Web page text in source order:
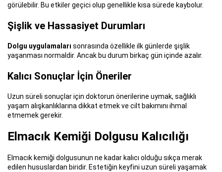
görülebilir. Bu etkiler geçici olup genellikle kısa sürede kaybolur.
Şişlik ve Hassasiyet Durumları
Dolgu uygulamaları sonrasında özellikle ilk günlerde şişlik
yaşanması normaldir. Ancak bu durum birkaç gün içinde azalır.
Kalıcı Sonuçlar İçin Öneriler
Uzun süreli sonuçlar için doktorun önerilerine uymak, sağlıklı
yaşam alışkanlıklarına dikkat etmek ve cilt bakımını ihmal
etmemek gerekir.
Elmacık Kemiği Dolgusu Kalıcılığı
Elmacık kemiği dolgusunun ne kadar kalıcı olduğu sıkça merak
edilen hususlardan biridir. Estetiğin keyfini uzun süreli yaşamak